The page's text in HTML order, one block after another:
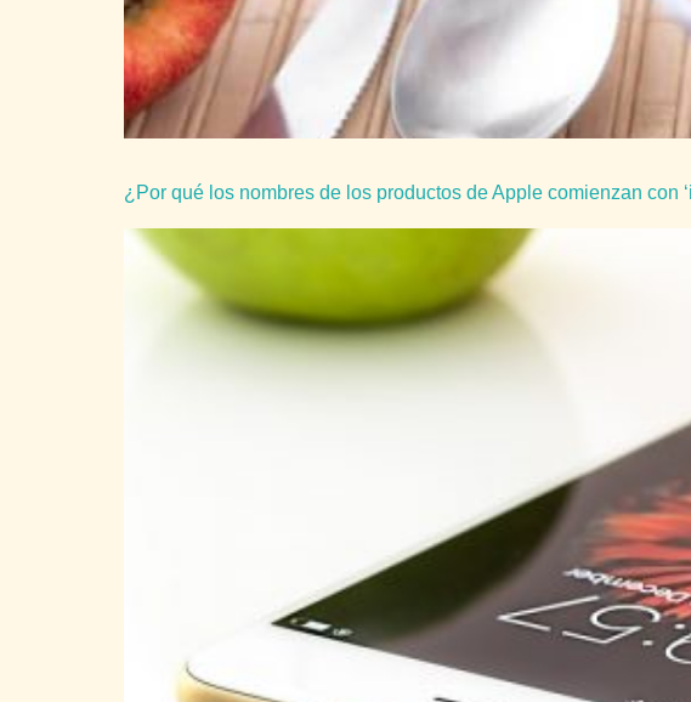
¿Por qué los nombres de los productos de Apple comienzan con